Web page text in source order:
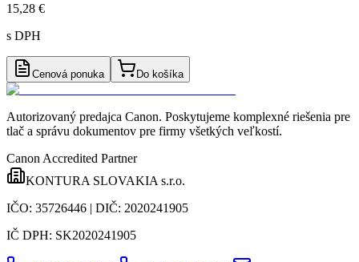
15,28 €
s DPH
Cenová ponuka Do košíka
Autorizovaný predajca Canon. Poskytujeme komplexné riešenia pre
tlač a správu dokumentov pre firmy všetkých veľkostí.
Canon Accredited Partner
KONTURA SLOVAKIA s.r.o.
IČO: 35726446 | DIČ: 2020241905
IČ DPH: SK2020241905